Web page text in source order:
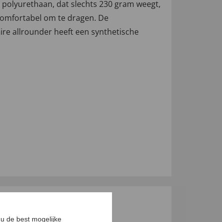
polyurethaan, dat slechts 230 gram weegt,
om te dragen. De
allrounder heeft een synthetische
de best mogelijke